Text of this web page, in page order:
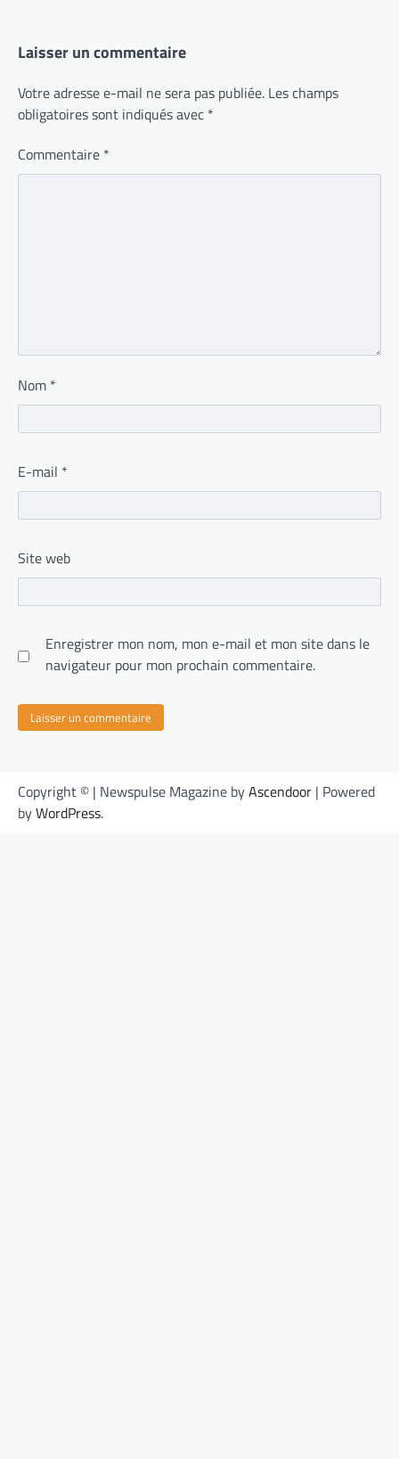
Laisser un commentaire
Votre adresse e-mail ne sera pas publiée. Les champs
obligatoires sont indiqués avec *
Commentaire *
Nom *
E-mail *
Site web
Enregistrer mon nom, mon e-mail et mon site dans le
navigateur pour mon prochain commentaire.
Copyright © | Newspulse Magazine byAscendoor | Powered
byWordPress.